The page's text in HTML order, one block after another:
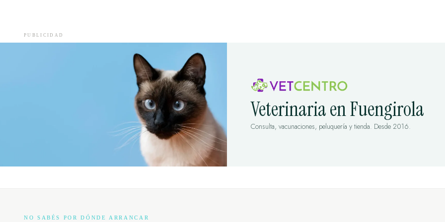
PUBLICIDAD
Veterinaria en Fuengirola
Consulta, vacunaciones, peluquería y tienda. Desde 2016.
NO SABÉS POR DÓNDE ARRANCAR